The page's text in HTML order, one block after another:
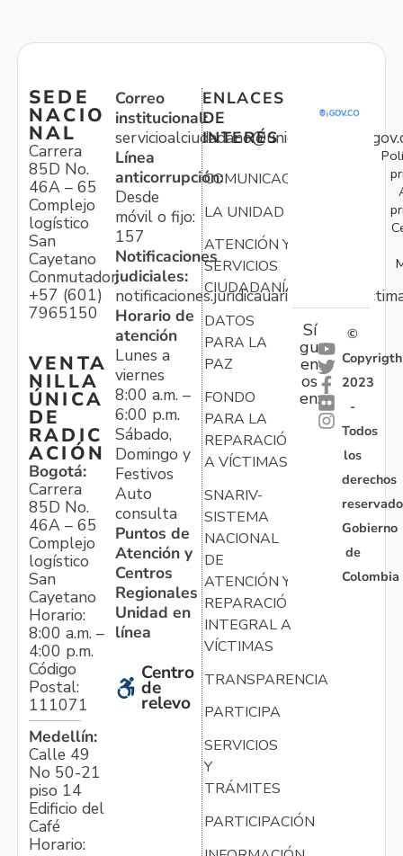
SEDE
NACIO
NAL
Carrera
85D No.
46A – 65
Complejo
logístico
San
Cayetano
Conmutador:
+57 (601)
7965150
VENTA
NILLA
ÚNICA
DE
RADIC
ACIÓN
Bogotá:
Carrera
85D No.
46A – 65
Complejo
logístico
San
Cayetano
Horario:
8:00 a.m. –
4:00 p.m.
Código
Postal:
111071
Medellín:
Calle 49
No 50-21
piso 14
Edificio del
Café
Horario:
Correo
institucional:
Línea
anticorrupción:
Desde
móvil o fijo:
157
Notificaciones
judiciales:
Horario de
atención
Lunes a
viernes
8:00 a.m. –
6:00 p.m.
Sábado,
Domingo y
Festivos
Auto
consulta
Puntos de
Atención y
Centros
Regionales
Unidad en
línea
Centro
de
relevo
ENLACES
DE
INTERÉS
COMUNICACIONES
LA UNIDAD
ATENCIÓN Y
SERVICIOS
CIUDADANÍA
DATOS
PARA LA
PAZ
FONDO
PARA LA
REPARACIÓN
A VÍCTIMAS
SNARIV-
SISTEMA
NACIONAL
DE
ATENCIÓN Y
REPARACIÓN
INTEGRAL A
VÍCTIMAS
TRANSPARENCIA
PARTICIPA
SERVICIOS
Y
TRÁMITES
PARTICIPACIÓN
Sí
gu
en
os
en:
©
Copyrigth
2023
-
Todos
los
derechos
Gobierno
de
Colombia